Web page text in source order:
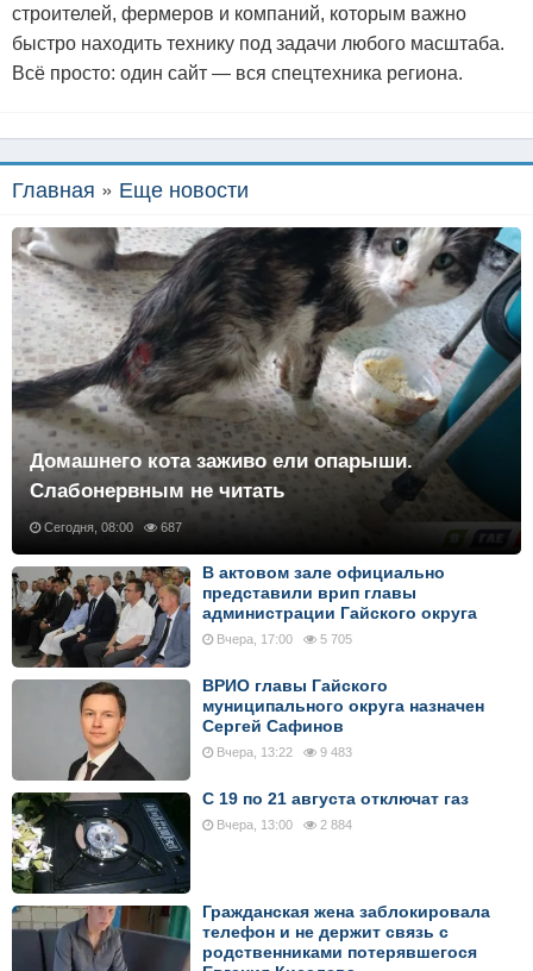
строителей, фермеров и компаний, которым важно
быстро находить технику под задачи любого масштаба.
Всё просто: один сайт — вся спецтехника региона.
Главная » Еще новости
Домашнего кота заживо ели опарыши.
Слабонервным не читать
Сегодня, 08:00 687
В актовом зале официально
представили врип главы
администрации Гайского округа
Вчера, 17:00 5 705
ВРИО главы Гайского
муниципального округа назначен
Сергей Сафинов
Вчера, 13:22 9 483
С 19 по 21 августа отключат газ
Вчера, 13:00 2 884
Гражданская жена заблокировала
телефон и не держит связь с
родственниками потерявшегося